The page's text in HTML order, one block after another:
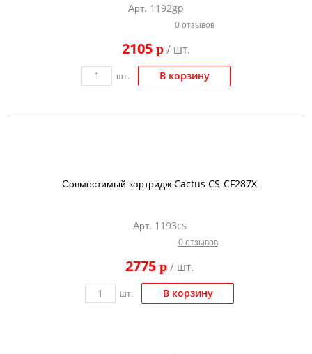
Арт. 1192gp
0 отзывов
2105 p/ шт.
шт. В корзину
Совместимый картридж Cactus CS-CF287X
Арт. 1193cs
0 отзывов
2775 p/ шт.
шт. В корзину